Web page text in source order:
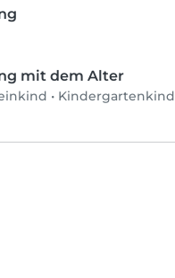
mit dem Alter
• Kindergartenkind